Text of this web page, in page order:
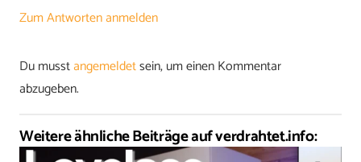
Zum Antworten anmelden
Du musstangemeldetsein, um einen Kommentar
abzugeben.
Weitere ähnliche Beiträge auf verdrahtet.info: